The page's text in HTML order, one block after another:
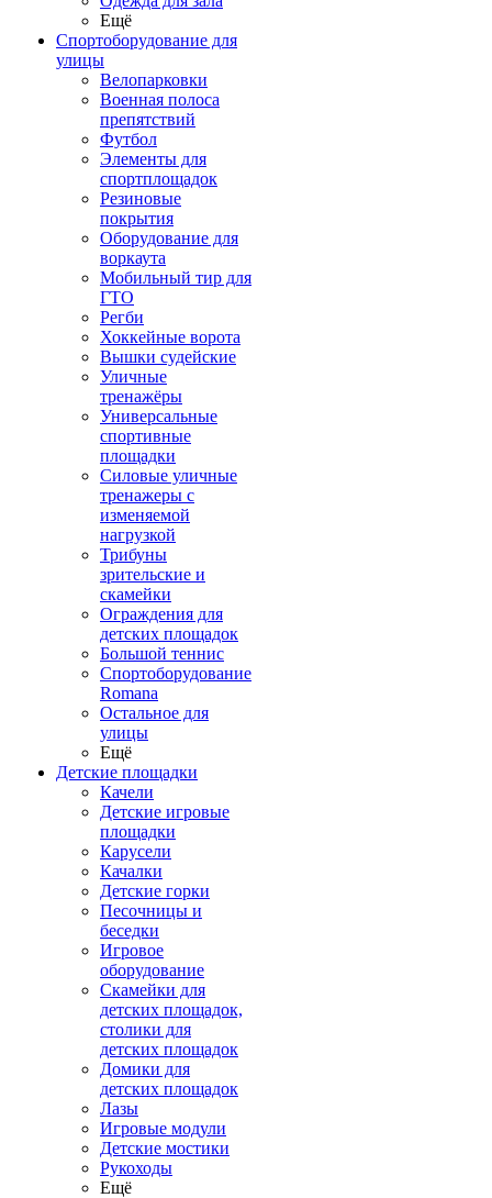
Ещё
Спортоборудование для
улицы
Велопарковки
Военная полоса
препятствий
Футбол
Элементы для
спортплощадок
Резиновые
покрытия
Оборудование для
воркаута
Мобильный тир для
ГТО
Регби
Хоккейные ворота
Вышки судейские
Уличные
тренажёры
Универсальные
спортивные
площадки
Силовые уличные
тренажеры с
изменяемой
нагрузкой
Трибуны
зрительские и
скамейки
Ограждения для
детских площадок
Большой теннис
Спортоборудование
Romana
Остальное для
улицы
Ещё
Детские площадки
Качели
Детские игровые
площадки
Карусели
Качалки
Детские горки
Песочницы и
беседки
Игровое
оборудование
Скамейки для
детских площадок,
столики для
детских площадок
Домики для
детских площадок
Лазы
Игровые модули
Детские мостики
Рукоходы
Ещё